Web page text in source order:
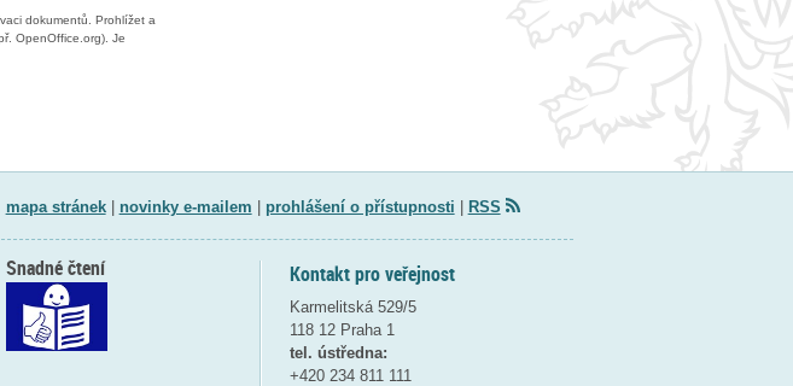
dokumentů. Prohlížet a
OpenOffice.org). Je
mapa stránek| novinky e-mailem prohlášení o přístupnosti RSS
Kontakt pro veřejnost
Karmelitská 529/5
118 12 Praha 1
tel. ústředna:
+420 234 811 111
Snadné čtení